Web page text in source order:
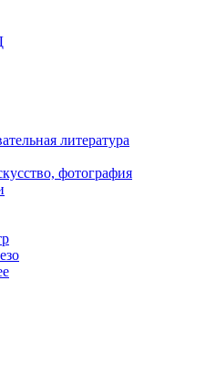
литература
фотография